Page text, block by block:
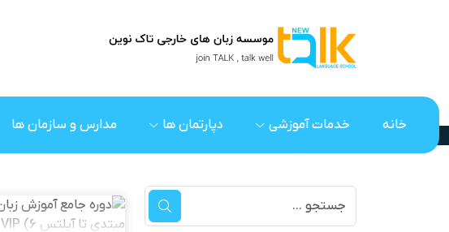
خانه خدمات آموزشی دپارتمان ها مدارس و سازمان ها دوره های عمومی
صفحه اصلی دوره های عمومی